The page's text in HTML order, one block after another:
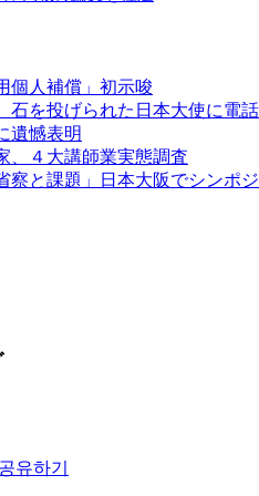
個人補償」初示唆
石を投げられた日本大使に電話
遺憾表明
、４大講師業実態調査
察と課題」日本大阪でシンポ
공유하기